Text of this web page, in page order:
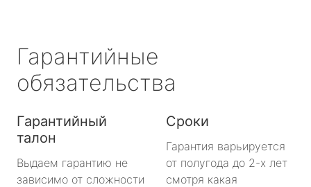
Гарантийные
обязательства
Гарантийный
талон
Выдаем гарантию не
зависимо от сложности
Сроки
Гарантия варьируется
от полугода до 2-х лет
смотря какая